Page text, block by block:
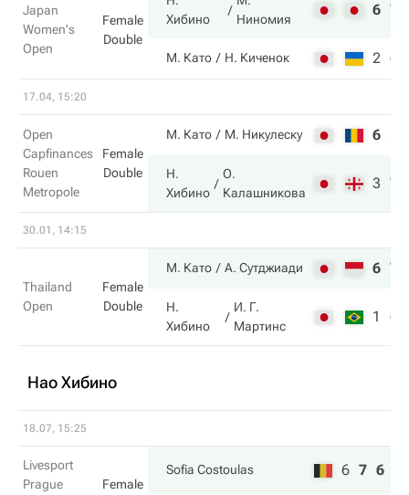
Japan
Women's
Open
Female
Double
Хибино
Ниномия
6 7
М. Като Н. Киченок 2 6
17.04, 15:20
Open
Capfinances
Rouen
Metropole
Female
Double
М. Като М. Никулеску 6 5
Н.
Хибино
О.
Калашникова
3 7
30.01, 14:15
Thailand
Open
Female
Double
М. Като А. Сутджиади 6 7
Н.
Хибино
И. Г.
Мартинс
1 6
Нао Хибино
18.07, 15:25
Livesport
Prague
Female
Sofia Costoulas 6 7 6